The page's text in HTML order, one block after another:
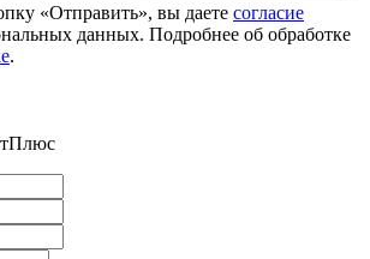
«Отправить», вы даете согласие
данных. Подробнее об обработке
.